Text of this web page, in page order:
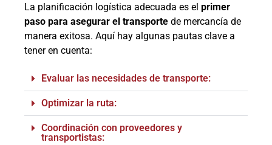
La planificación logística adecuada es el primer
paso para asegurar el transporte de mercancía de
manera exitosa. Aquí hay algunas pautas clave a
tener en cuenta:
Evaluar las necesidades de transporte:
Optimizar la ruta:
Coordinación con proveedores y
transportistas: